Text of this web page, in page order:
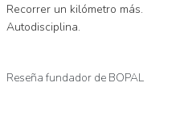
Recorrer un kilómetro más.
Autodisciplina.
Reseña fundador de BOPAL